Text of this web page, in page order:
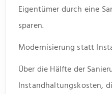
Eigentümer durch eine
sparen.
Modernisierung statt
Über die Hälfte der
Instandhaltungskosten,